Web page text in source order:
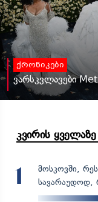
ქრონიკები
ვარსკვლავები
კვირის
1
მოსკოვში,
სავარაუდოდ,